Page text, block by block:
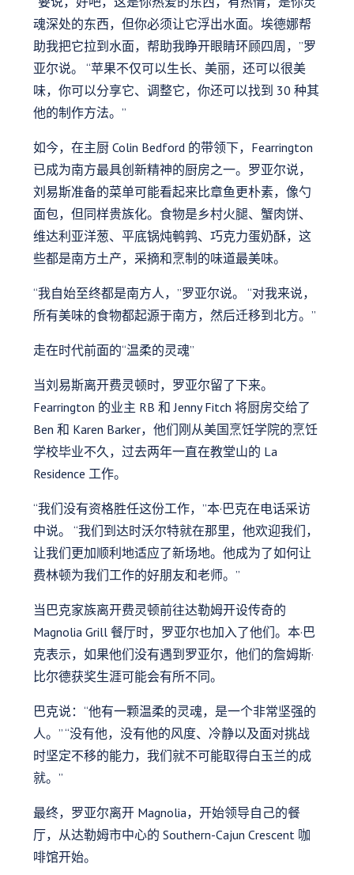
魂深处的东西，但你必须让它浮出水面。埃德娜帮
助我把它拉到水面，帮助我睁开眼睛环顾四周，”罗
亚尔说。 “苹果不仅可以生长、美丽，还可以很美
味，你可以分享它、调整它，你还可以找到 30 种其
他的制作方法。”
如今，在主厨 Colin Bedford 的带领下，Fearrington
已成为南方最具创新精神的厨房之一。罗亚尔说，
刘易斯准备的菜单可能看起来比章鱼更朴素，像勺
面包，但同样贵族化。食物是乡村火腿、蟹肉饼、
维达利亚洋葱、平底锅炖鹌鹑、巧克力蛋奶酥，这
些都是南方土产，采摘和烹制的味道最美味。
“我自始至终都是南方人，”罗亚尔说。 “对我来说，
所有美味的食物都起源于南方，然后迁移到北方。”
走在时代前面的“温柔的灵魂”
当刘易斯离开费灵顿时，罗亚尔留了下来。
Fearrington 的业主 RB 和 Jenny Fitch 将厨房交给了
Ben 和 Karen Barker，他们刚从美国烹饪学院的烹饪
学校毕业不久，过去两年一直在教堂山的 La
Residence 工作。
“我们没有资格胜任这份工作，”本·巴克在电话采访
中说。 “我们到达时沃尔特就在那里，他欢迎我们，
让我们更加顺利地适应了新场地。他成为了如何让
费林顿为我们工作的好朋友和老师。”
当巴克家族离开费灵顿前往达勒姆开设传奇的
Magnolia Grill 餐厅时，罗亚尔也加入了他们。本·巴
克表示，如果他们没有遇到罗亚尔，他们的詹姆斯·
比尔德获奖生涯可能会有所不同。
巴克说：“他有一颗温柔的灵魂，是一个非常坚强的
人。” “没有他，没有他的风度、冷静以及面对挑战
时坚定不移的能力，我们就不可能取得白玉兰的成
就。”
最终，罗亚尔离开 Magnolia，开始领导自己的餐
厅，从达勒姆市中心的 Southern-Cajun Crescent 咖
啡馆开始。